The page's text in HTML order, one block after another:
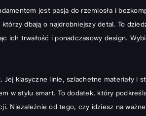
jest pasja do rzemiosła i
dbają o najdrobniejszy detal. To
ich trwałość i ponadczasowy design.
klasyczne linie, szlachetne materiały i
w stylu smart. To dodatek, który
Niezależnie od tego, czy idziesz na